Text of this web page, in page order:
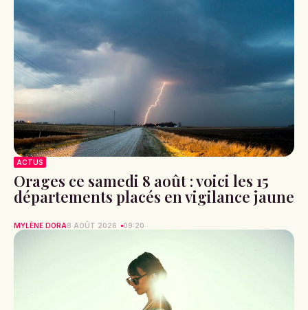
ACTUS
Orages ce samedi 8 août : voici les 15
départements placés en vigilance jaune
MYLÈNE DORA8 AOÛT 2026 09:20